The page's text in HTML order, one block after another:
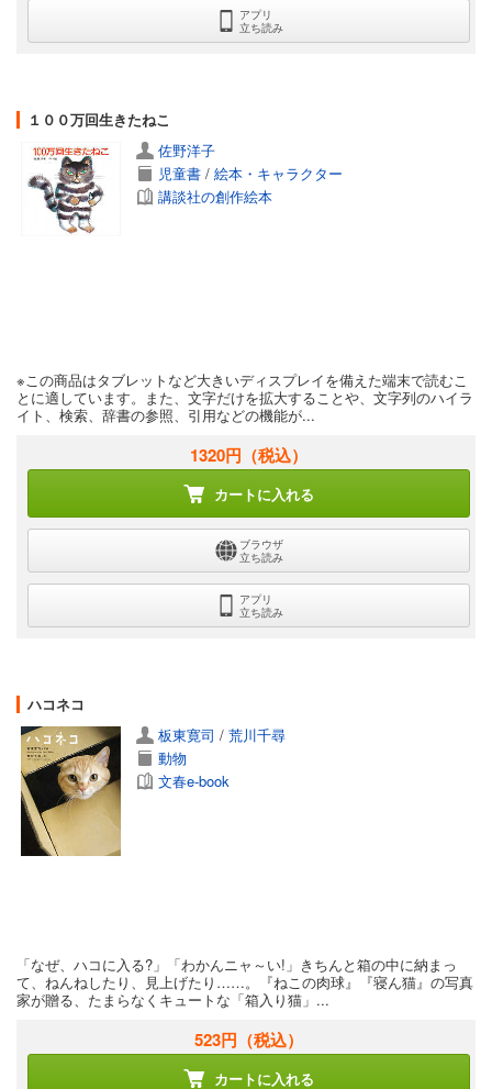
アプリ
立ち読み
１００万回生きたねこ
佐野洋子
児童書 / 絵本・キャラクター
講談社の創作絵本
※この商品はタブレットなど大きいディスプレイを備えた端末で読むこ
とに適しています。また、文字だけを拡大することや、文字列のハイラ
イト、検索、辞書の参照、引用などの機能が...
1320円 （税込）
カートに入れる
ブラウザ
立ち読み
アプリ
立ち読み
ハコネコ
板東寛司 / 荒川千尋
動物
文春e-book
「なぜ、ハコに入る?」「わかんニャ～い!」きちんと箱の中に納まっ
て、ねんねしたり、見上げたり……。『ねこの肉球』『寝ん猫』の写真
家が贈る、たまらなくキュートな「箱入り猫」...
523円 （税込）
カートに入れる